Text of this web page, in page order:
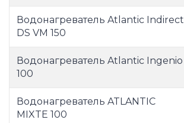
Водонагреватель Atlantic Indirect
DS VM 150
Водонагреватель Atlantic Ingenio
100
Водонагреватель ATLANTIC
MIXTE 100